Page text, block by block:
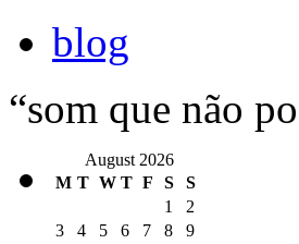
blog
“som que não
August 2026
M T W T F S
S
1
2
3
4 5 6 7 8
9